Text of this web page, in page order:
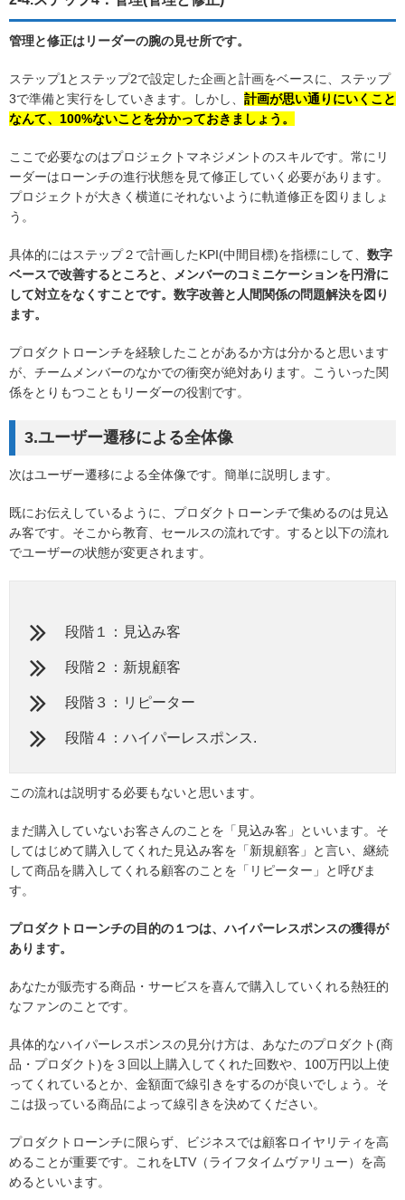
管理と修正はリーダーの腕の見せ所です。
ステップ1とステップ2で設定した企画と計画をベースに、ステップ
3で準備と実行をしていきます。しかし、 計画が思い通りにいくこと
なんて、100%ないことを分かっておきましょう。
ここで必要なのはプロジェクトマネジメントのスキルです。常にリ
ーダーはローンチの進行状態を見て修正していく必要があります。
プロジェクトが大きく横道にそれないように軌道修正を図りましょ
う。
具体的にはステップ２で計画したKPI(中間目標)を指標にして、 数字
ベースで改善するところと、メンバーのコミニケーションを円滑に
して対立をなくすことです。数字改善と人間関係の問題解決を図り
ます。
プロダクトローンチを経験したことがあるか方は分かると思います
が、チームメンバーのなかでの衝突が絶対あります。こういった関
係をとりもつこともリーダーの役割です。
3.ユーザー遷移による全体像
次はユーザー遷移による全体像です。簡単に説明します。
既にお伝えしているように、プロダクトローンチで集めるのは見込
み客です。そこから教育、セールスの流れです。すると以下の流れ
でユーザーの状態が変更されます。
段階１：見込み客
段階２：新規顧客
段階３：リピーター
段階４：ハイパーレスポンス.
この流れは説明する必要もないと思います。
まだ購入していないお客さんのことを「見込み客」といいます。そ
してはじめて購入してくれた見込み客を「新規顧客」と言い、継続
して商品を購入してくれる顧客のことを「リピーター」と呼びま
す。
プロダクトローンチの目的の１つは、ハイパーレスポンスの獲得が
あります。
あなたが販売する商品・サービスを喜んで購入していくれる熱狂的
なファンのことです。
具体的なハイパーレスポンスの見分け方は、あなたのプロダクト(商
品・プロダクト)を３回以上購入してくれた回数や、100万円以上使
ってくれているとか、金額面で線引きをするのが良いでしょう。そ
こは扱っている商品によって線引きを決めてください。
プロダクトローンチに限らず、ビジネスでは顧客ロイヤリティを高
めることが重要です。これをLTV（ライフタイムヴァリュー）を高
めるといいます。